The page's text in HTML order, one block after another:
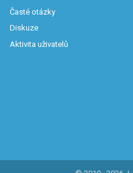
Časté otázky
Diskuze
Aktivita uživatelů